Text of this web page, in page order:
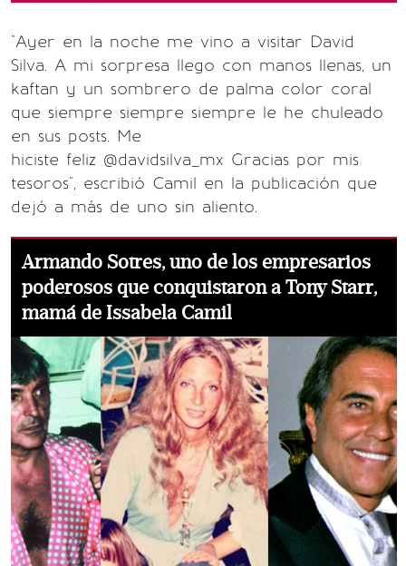
"Ayer en la noche me vino a visitar David
Silva. A mi sorpresa llego con manos llenas, un
kaftan y un sombrero de palma color coral
que siempre siempre siempre le he chuleado
en sus posts. Me
hiciste feliz @davidsilva_mx Gracias por mis
tesoros", escribió Camil en la publicación que
dejó a más de uno sin aliento.
Armando Sotres, uno de los empresarios
poderosos que conquistaron a Tony Starr,
mamá de Issabela Camil